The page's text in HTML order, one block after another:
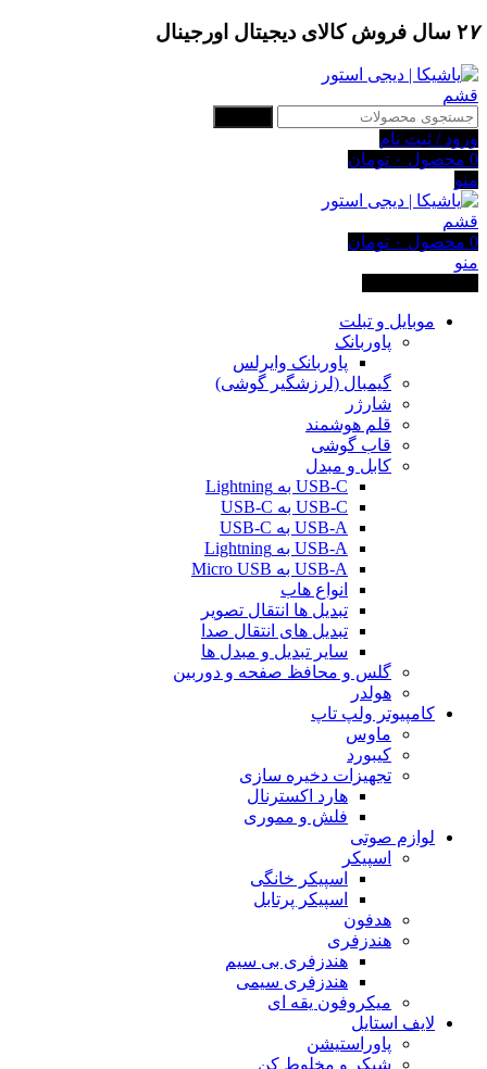
۲۷ سال فروش کالای دیجیتال اورجینال
ورود / ثبت نام
0 محصول ۰ تومان
منو
0 محصول ۰ تومان
منو
موبایل و تبلت
پاوربانک
پاوربانک وایرلس
گیمبال (لرزشگیر گوشی)
شارژر
قلم هوشمند
قاب گوشی
کابل و مبدل
USB-C به Lightning
USB-C به USB-C
USB-A به USB-C
USB-A به Lightning
USB-A به Micro USB
انواع هاب
تبدیل ها انتقال تصویر
تبدیل های انتقال صدا
سایر تبدیل و مبدل ها
گلس و محافظ صفحه و دوربین
هولدر
کامپیوتر ولپ تاپ
ماوس
کیبورد
تجهیزات دخیره سازی
هارد اکسترنال
فلش و مموری
لوازم صوتی
اسپیکر
اسپیکر خانگی
اسپیکر پرتابل
هدفون
هندزفری
هندزفری بی سیم
هندزفری سیمی
میکروفون یقه ای
لایف استایل
پاوراستیشن
شیکر و مخلوط کن